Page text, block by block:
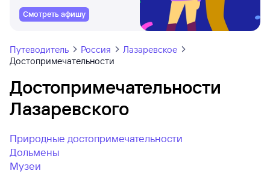
Смотреть афишу
Путеводитель Россия
Лазаревское
Достопримечательности
Достопримечательности
Лазаревского
Природные достопримечательности
Дольмены
Музеи